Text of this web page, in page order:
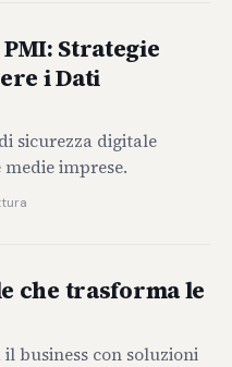
Strategie
i Dati
sicurezza digitale
imprese.
che trasforma le
business con soluzioni